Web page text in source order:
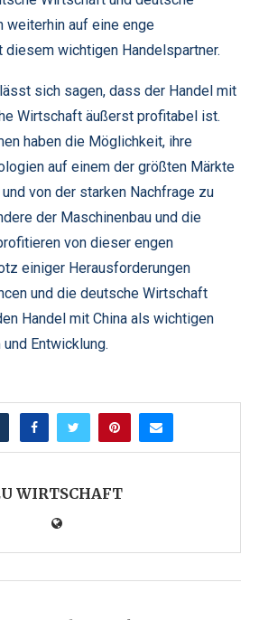
weiterhin auf eine enge
diesem wichtigen Handelspartner.
sich sagen, dass der Handel mit
Wirtschaft äußerst profitabel ist.
haben die Möglichkeit, ihre
auf einem der größten Märkte
von der starken Nachfrage zu
der Maschinenbau und die
von dieser engen
einiger Herausforderungen
und die deutsche Wirtschaft
Handel mit China als wichtigen
Entwicklung.
WIRTSCHAFT